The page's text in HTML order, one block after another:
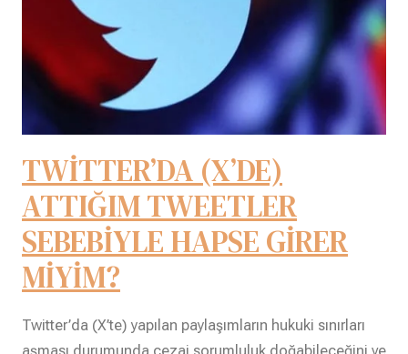
TWİTTER’DA (X’DE)
ATTIĞIM TWEETLER
SEBEBİYLE HAPSE GİRER
MİYİM?
Twitter’da (X’te) yapılan paylaşımların hukuki sınırları